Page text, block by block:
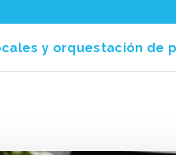
y orquestación